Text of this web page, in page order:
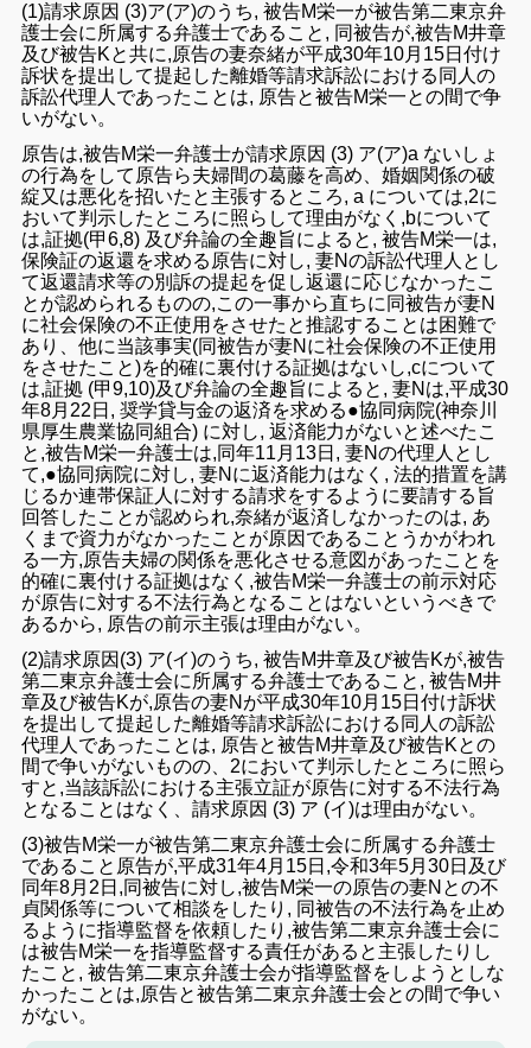
(1)請求原因 (3)ア(ア)のうち,被告M栄一が被告第二東京弁
護士会に 所属する弁護士である こと , 同被告が,被告M井章
及び被告Kと共に,原告の妻奈緒が平成30年10月 15日付け
訴状を提出して提起 した離婚等請求訴訟における 同人の
訴訟代理人 であったことは, 原告と被告M栄一との間で争
いがない。
原告は,被告M栄一弁護士が請求原因 (3) ア(ア)a ないしょ
の行為を して原告ら夫婦間の葛藤を高め、婚姻関係の破
綻又は悪化を招いた と 主張する ところ,a については,2に
おいて判示したところに照らして理由がなく ,bについて
は,証拠(甲6,8) 及び弁論の全趣旨による と,被告M栄一は,
保険証の返還を求める 原告に対し, 妻Nの訴訟代理人 とし
て返還請求等の別訴の提起を促し返還に応じなかった こ
と が認められるものの,この一事から直ちに同被告が妻N
に社会保険の不正使用 をさせたと推認する ことは困難で
あり
、他に当該事実(同被告が妻N に社会保険の不正使用
をさせたこと)を的確に裏付ける証拠はないし,cについて
は,証拠 (甲9,10)及び弁論の全趣旨によると, 妻N は,平成30
年8月22日, 奨学貸与金の返済を求める●協同病院(神奈川
県厚生農業協同組合) に対し,返済能力がないと述べた こ
と ,被告M栄一弁護士は,同年11月 13日 , 妻Nの代理人 とし
て,●協同病院に対し, 妻N に返済能力はなく ,法的措置を講
じるか連帯保証人 に対する請求をするように要請する 旨
回答した こと が認められ,奈緒が返済しなかったのは, あ
くまで資力がなかった ことが原因である ことうかがわれ
る一方,原告夫婦の関係を悪化させる意図があったことを
的確に裏付ける証拠はなく,被告M栄一弁護士の前示対応
が原告に対する不法行為と なる こと はないというべき で
あるから, 原告の前示主張は理由がない。
(2)請求原因(3) ア(イ)のうち,被告M井章及び被告Kが,被告
第二東京弁護士会に 所属する弁護士である こと,被告M井
章及び被告Kが,原告の妻N が平成30年10月 15日付け訴状
を提出 して提起 した離婚等請求訴訟における同人の訴訟
代理人 であったことは, 原告と被告M井章及び被告Kとの
間で争いがない ものの、 2において判示したところに照ら
すと,当該訴訟における主張立証が原告に対する不法行為
となる ことはなく、請求原因 (3) ア (イ)は理由がない。
(3)被告M栄一が被告第二東京弁護士会に所属する弁護士
であること 原告が,平成31年4月15日 ,令和3年5月30日及び
同年8月2 日,同被告に対し,被告M栄一の原告の妻Nとの不
貞関係等について相談を したり, 同被告の不法行為を止め
るように指導監督を依頼したり,被告第二東京弁護士会に
は被告M栄一を指導監督する責任があると 主張したり し
た こと,被告第二東京弁護士会が指導監督を しよう としな
かったこと は,原告と被告第二東京弁護士会との間で争い
がない。